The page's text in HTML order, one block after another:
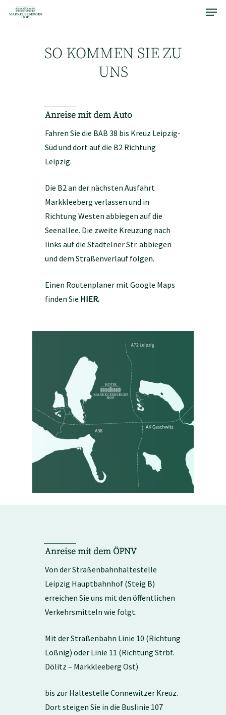
Menu
SO KOMMEN SIE ZU
UNS
Anreise mit dem Auto
Fahren Sie die BAB 38 bis Kreuz Leipzig-
Süd und dort auf die B2 Richtung
Leipzig.
Die B2 an der nächsten Ausfahrt
Markkleeberg verlassen und in
Richtung Westen abbiegen auf die
Seenallee. Die zweite Kreuzung nach
links auf die Städtelner Str. abbiegen
und dem Straßenverlauf folgen.
Einen Routenplaner mit Google Maps
finden Sie HIER.
Anreise mit dem ÖPNV
Von der Straßenbahnhaltestelle
Leipzig Hauptbahnhof (Steig B)
erreichen Sie uns mit den öffentlichen
Verkehrsmitteln wie folgt.
Mit der Straßenbahn Linie 10 (Richtung
Lößnig) oder Linie 11 (Richtung Strbf.
Dölitz – Markkleeberg Ost)
bis zur Haltestelle Connewitzer Kreuz.
Dort steigen Sie in die Buslinie 107